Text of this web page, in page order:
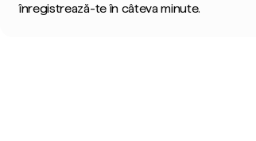
înregistrează-te în câteva minute.